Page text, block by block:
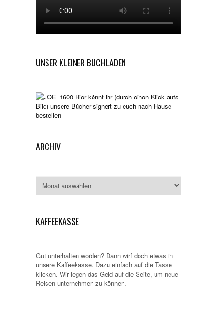
UNSER KLEINER BUCHLADEN
Hier könnt ihr (durch einen Klick aufs
Bild) unsere Bücher signert zu euch nach Hause
bestellen.
ARCHIV
KAFFEEKASSE
Gut unterhalten worden? Dann wirf doch etwas in
unsere Kaffeekasse. Dazu einfach auf die Tasse
klicken. Wir legen das Geld auf die Seite, um neue
Reisen unternehmen zu können.